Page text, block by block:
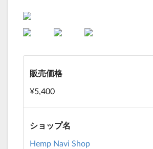
販売価格
¥5,400
ショップ名
Hemp Navi Shop